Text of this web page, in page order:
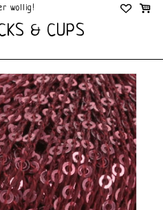
wollig!
Gezellig!& CUPS